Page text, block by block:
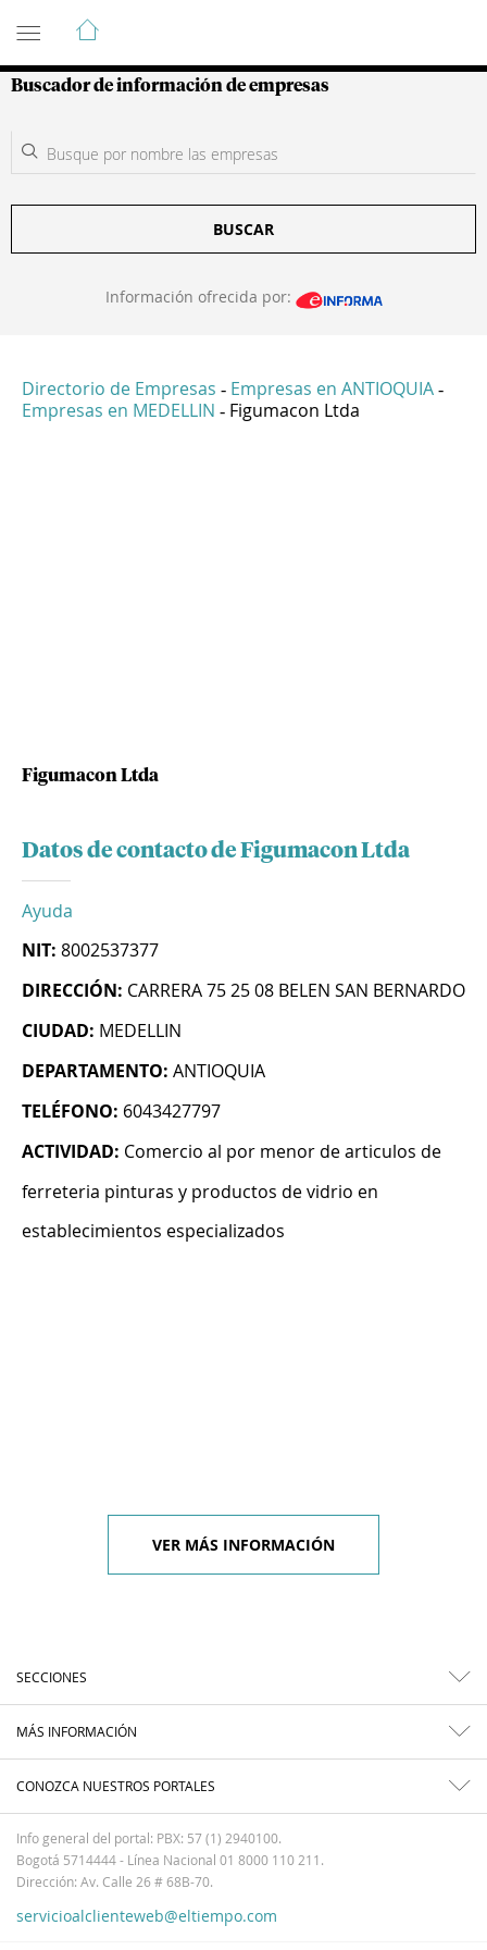
Guía de Empresas Colombianas
Buscador de información de empresas
BUSCAR
Información ofrecida por:
Directorio de Empresas - Empresas en ANTIOQUIA -
Empresas en MEDELLIN - Figumacon Ltda
Figumacon Ltda
Datos de contacto de Figumacon Ltda
Ayuda
NIT: 8002537377
DIRECCIÓN: CARRERA 75 25 08 BELEN SAN BERNARDO
CIUDAD: MEDELLIN
DEPARTAMENTO: ANTIOQUIA
TELÉFONO: 6043427797
ACTIVIDAD: Comercio al por menor de articulos de
ferreteria pinturas y productos de vidrio en
establecimientos especializados
VER MÁS INFORMACIÓN
SECCIONES
MÁS INFORMACIÓN
CONOZCA NUESTROS PORTALES
Info general del portal: PBX: 57 (1) 2940100.
Bogotá 5714444 - Línea Nacional 01 8000 110 211.
Dirección: Av. Calle 26 # 68B-70.
servicioalclienteweb@eltiempo.com